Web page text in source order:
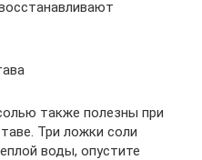
также полезны при
Три ложки соли
воды, опустите